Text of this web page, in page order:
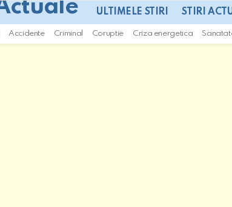
ULTIMELE STIRI STIRI
Accidente Criminal Coruptie Criza energetica